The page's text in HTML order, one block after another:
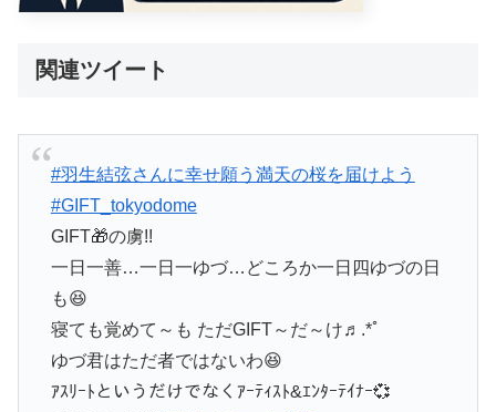
関連ツイート
#羽生結弦さんに幸せ願う満天の桜を届けよう
#GIFT_tokyodome
GIFT🎁の虜!!
一日一善…一日一ゆづ…どころか一日四ゆづの日
も😆
寝ても覚めて～も ただGIFT～だ～け♬.*ﾟ
ゆづ君はただ者ではないわ😆
ｱｽﾘｰﾄというだけでなくｱｰﾃｨｽﾄ&ｴﾝﾀｰﾃｲﾅｰ💞